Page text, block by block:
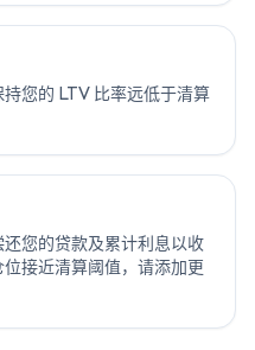
您的 LTV 比率远低于清算
您的贷款及累计利息以收
接近清算阈值，请添加更